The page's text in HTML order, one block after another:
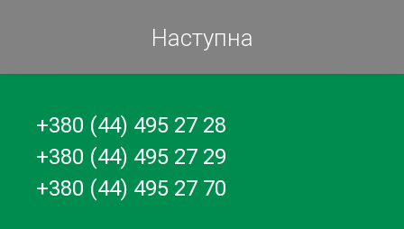
Наступна
+380 (44) 495 27 28
+380 (44) 495 27 29
+380 (44) 495 27 70